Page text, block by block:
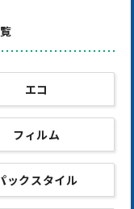
エコ
フィルム
ックスタイル